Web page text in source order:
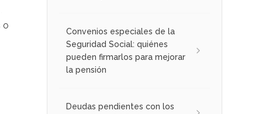
o
Convenios especiales de la
Seguridad Social: quiénes
pueden firmarlos para mejorar
la pensión
Deudas pendientes con los